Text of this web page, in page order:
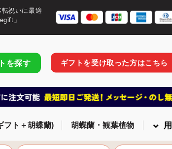
祝いに最適
」
を探す ギフトを受け取った方はこちら
フト＋胡蝶蘭) 胡蝶蘭・観葉植物